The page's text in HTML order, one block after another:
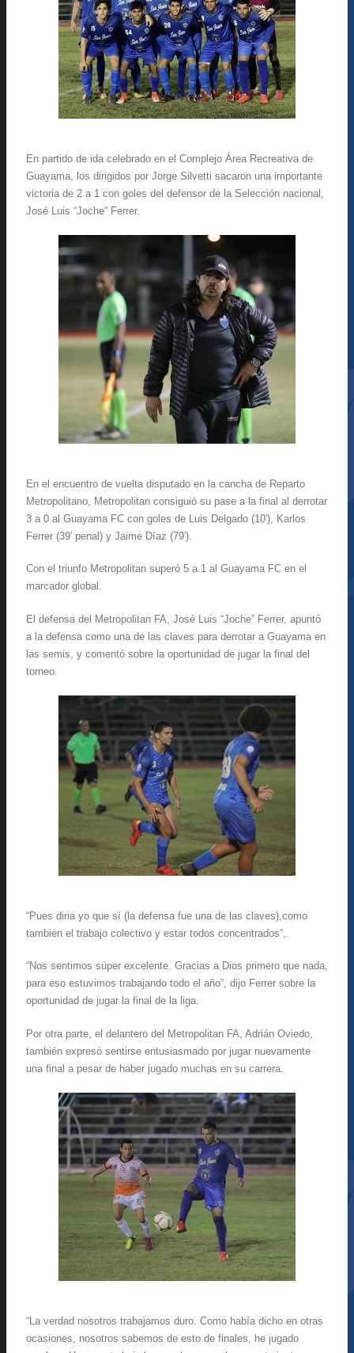
En partido de ida celebrado en el Complejo Área Recreativa de
Guayama, los dirigidos por Jorge Silvetti sacaron una importante
victoria de 2 a 1 con goles del defensor de la Selección nacional,
José Luis “Joche” Ferrer.
En el encuentro de vuelta disputado en la cancha de Reparto
Metropolitano, Metropolitan consiguió su pase a la final al derrotar
3 a 0 al Guayama FC con goles de Luis Delgado (10′), Karlos
Ferrer (39′ penal) y Jaime Díaz (79′).
Con el triunfo Metropolitan superó 5 a 1 al Guayama FC en el
marcador global.
El defensa del Metropolitan FA, José Luis “Joche” Ferrer, apuntó
a la defensa como una de las claves para derrotar a Guayama en
las semis, y comentó sobre la oportunidad de jugar la final del
torneo.
“Pues diria yo que sí (la defensa fue una de las claves),como
también el trabajo colectivo y estar todos concentrados”,.
“Nos sentimos súper excelente. Gracias a Dios primero que nada,
para eso estuvimos trabajando todo el año”, dijo Ferrer sobre la
oportunidad de jugar la final de la liga.
Por otra parte, el delantero del Metropolitan FA, Adrián Oviedo,
también expresó sentirse entusiasmado por jugar nuevamente
una final a pesar de haber jugado muchas en su carrera.
“La verdad nosotros trabajamos duro. Como había dicho en otras
ocasiones, nosotros sabemos de esto de finales, he jugado